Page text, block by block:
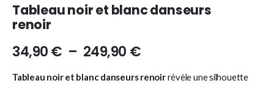
Tableau noir et blanc danseurs
renoir
34,90€ – 249,90 €
Tableau noir et blanc danseurs renoirrévèle une silhouette